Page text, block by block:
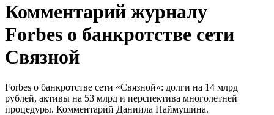
Комментарий журналу
Forbes о банкротстве сети
Связной
Forbes о банкротстве сети «Связной»: долги на 14 млрд
рублей, активы на 53 млрд и перспектива многолетней
процедуры. Комментарий Даниила Наймушина.